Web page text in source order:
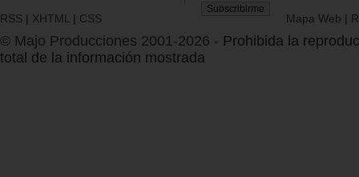
RSS | XHTML | CSS Mapa Web |
© Majo Producciones 2001-2026 - Prohibida la
total de la información mostrada